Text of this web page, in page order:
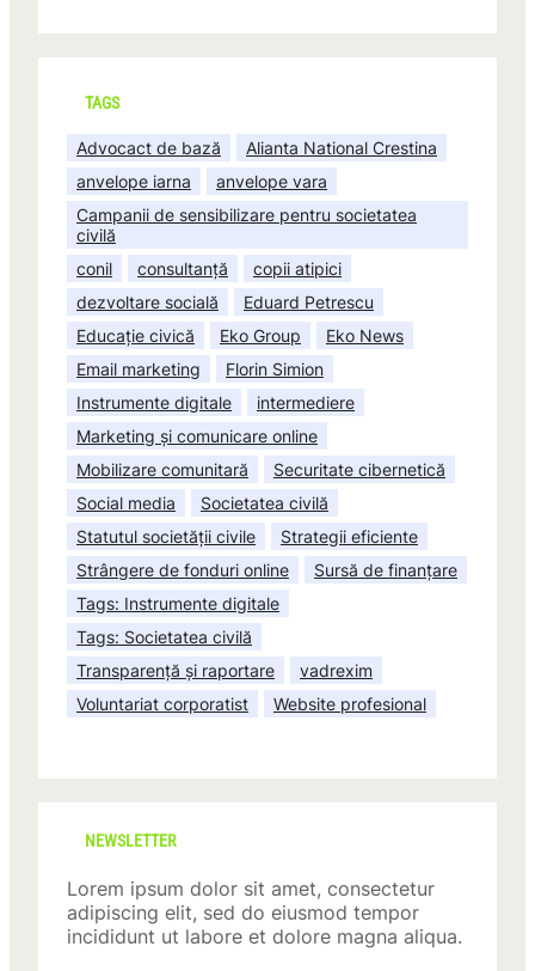
TAGS
Advocact de bază
Alianta National Crestina
anvelope iarna
anvelope vara
Campanii de sensibilizare pentru societatea
civilă
conil
consultanță
copii atipici
dezvoltare socială
Eduard Petrescu
Educație civică
Eko Group
Eko News
Email marketing
Florin Simion
Instrumente digitale
intermediere
Marketing și comunicare online
Mobilizare comunitară
Securitate cibernetică
Social media
Societatea civilă
Statutul societății civile
Strategii eficiente
Strângere de fonduri online
Sursă de finanțare
Tags: Instrumente digitale
Tags: Societatea civilă
Transparență și raportare
vadrexim
Voluntariat corporatist
Website profesional
NEWSLETTER
Lorem ipsum dolor sit amet, consectetur
adipiscing elit, sed do eiusmod tempor
incididunt ut labore et dolore magna aliqua.